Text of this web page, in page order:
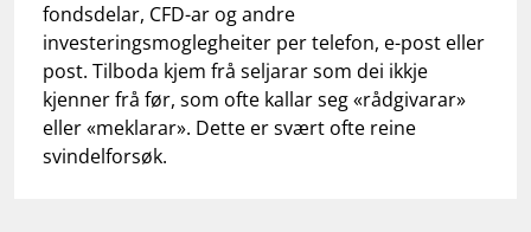
fondsdelar, CFD-ar og andre
investeringsmoglegheiter per telefon, e-post eller
post. Tilboda kjem frå seljarar som dei ikkje
kjenner frå før, som ofte kallar seg «rådgivarar»
eller «meklarar». Dette er svært ofte reine
svindelforsøk.